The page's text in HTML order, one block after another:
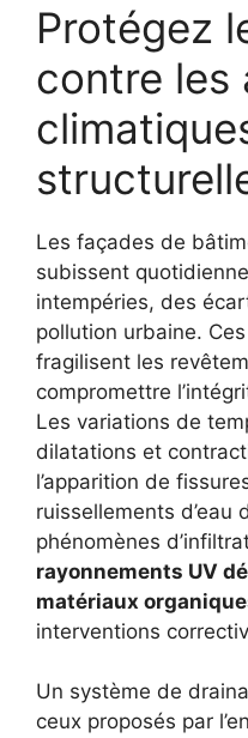
Protégez
contre les
Les façades de
subissent
intempéries, des
pollution urbaine.
fragilisent les
compromettre
Les variations de
dilatations et
l’apparition de
ruissellements d’eau
phénomènes
rayonnements UV
matériaux
interventions
Un système de
ceux proposés par